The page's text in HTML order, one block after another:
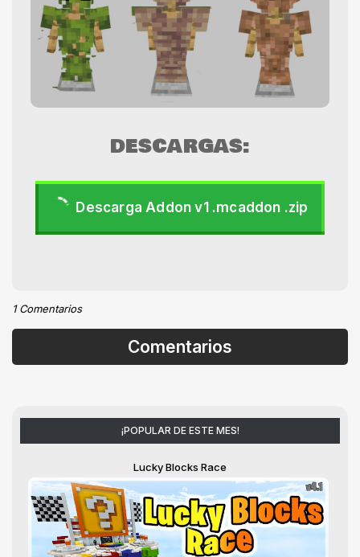
DESCARGAS:
Descarga Addon v1 .mcaddon .zip
1 Comentarios
Comentarios
¡POPULAR DE ESTE MES!
Lucky Blocks Race